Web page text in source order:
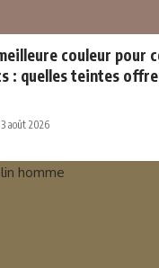
couleur pour
: quelles teintes
3 août 2026